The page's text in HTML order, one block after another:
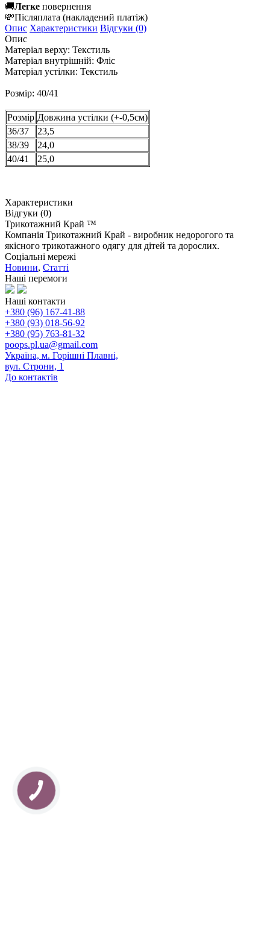
🚚Легке повернення
💸Післяплата (накладений платіж)
Опис Характеристики Відгуки (0)
Опис
Матеріал верху: Текстиль
Матеріал внутрішній: Фліс
Матеріал устілки: Текстиль
Розмір: 40/41
Розмір Довжина устілки (+-0,5см)
36/37
23,5
38/39
24,0
40/41
25,0
Характеристики
Відгуки (0)
Трикотажний Край ™
Компанія Трикотажний Край - виробник недорогого та
якісного трикотажного одягу для дітей та дорослих.
Соціальні мережі
Новини, Статті
Наші перемоги
Наші контакти
+380 (96) 167-41-88
+380 (93) 018-56-92
+380 (95) 763-81-32
poops.pl.ua@gmail.com
Україна, м. Горішні Плавні,
вул. Строни, 1
До контактів